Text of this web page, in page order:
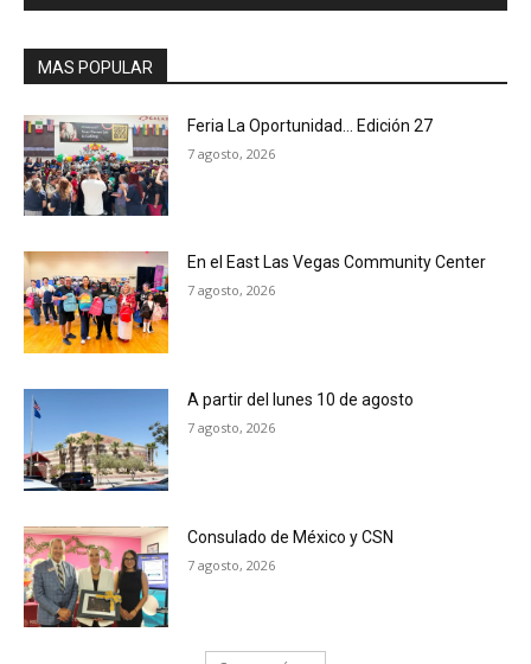
MAS POPULAR
Feria La Oportunidad… Edición 27
7 agosto, 2026
En el East Las Vegas Community Center
7 agosto, 2026
A partir del lunes 10 de agosto
7 agosto, 2026
Consulado de México y CSN
7 agosto, 2026